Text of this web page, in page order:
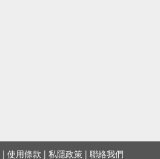
| 使用條款 | 私隱政策 | 聯絡我們